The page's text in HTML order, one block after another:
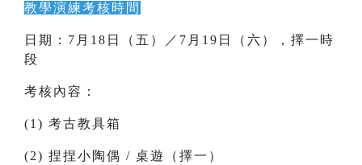
教學演練考核時間
日期：7月18日（五）／7月19日（六），擇一時
段
考核內容：
(1) 考古教具箱
(2) 捏捏小陶偶 / 桌遊（擇一）